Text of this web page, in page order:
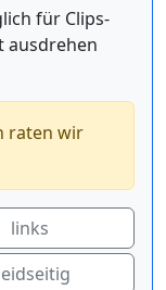
für Clips-
ausdrehen
raten wir
links